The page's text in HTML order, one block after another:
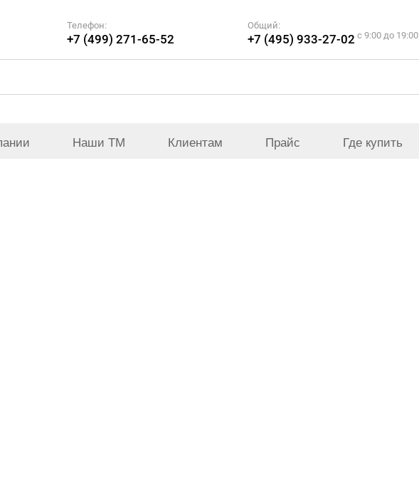
Телефон:
+7 (499) 271-65-52
Общий:
+7 (495) 933-27-02 c 9:00 до 19:00
Наши ТМ Клиентам Прайс Где купить